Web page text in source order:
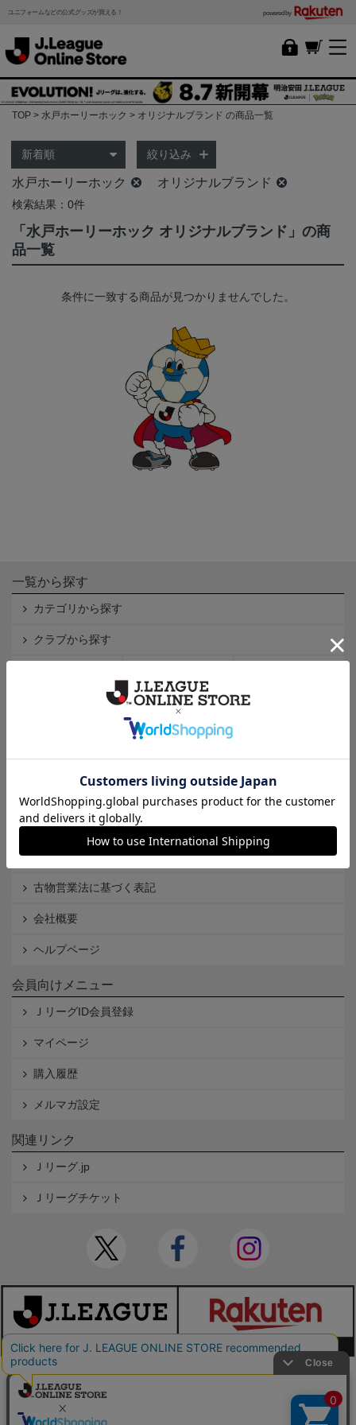
ユニフォームなどの公式グッズが買える！ powered by
TOP 水戸ホーリーホック オリジナルブランド の商品一覧
絞り込み
水戸ホーリーホック オリジナルブランド
検索結果：0件
「水戸ホーリーホック オリジナルブランド」の商
品一覧
条件に一致する商品が見つかりませんでした。
一覧から探す
カテゴリから探す
クラブから探す
インフォメーション
Ｊリーグオンラインストアとは
利用規約
個人情報保護方針
Cookieポリシー
特定商取引法に基づく表記
古物営業法に基づく表記
会社概要
ヘルプページ
会員向けメニュー
ＪリーグID会員登録
マイページ
購入履歴
メルマガ設定
関連リンク
Ｊリーグ.jp
Ｊリーグチケット
本サイトで使用している文章・画像等の無断での複製・転載を禁止します。
© JAPAN PROFESSIONAL FOOTBALL LEAGUE Rakuten Group, Inc. ALL RIGHTS RE